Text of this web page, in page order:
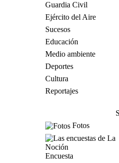
Guardia Civil
Ejército del Aire
Sucesos
Educación
Medio ambiente
Deportes
Cultura
Reportajes
Fotos
Encuesta